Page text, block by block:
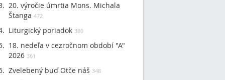
20. výročie úmrtia Mons. Michala
Štanga 472
Liturgický poriadok 380
18. nedeľa v cezročnom období "A"
2026 361
Zvelebený buď Otče náš 348